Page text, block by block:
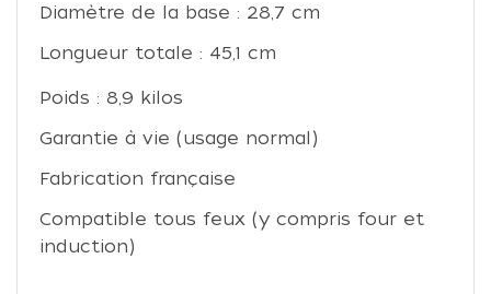
Diamètre de la base : 28,7 cm
Longueur totale : 45,1 cm
Poids : 8,9 kilos
Garantie à vie (usage normal)
Fabrication française
Compatible tous feux (y compris four et
induction)